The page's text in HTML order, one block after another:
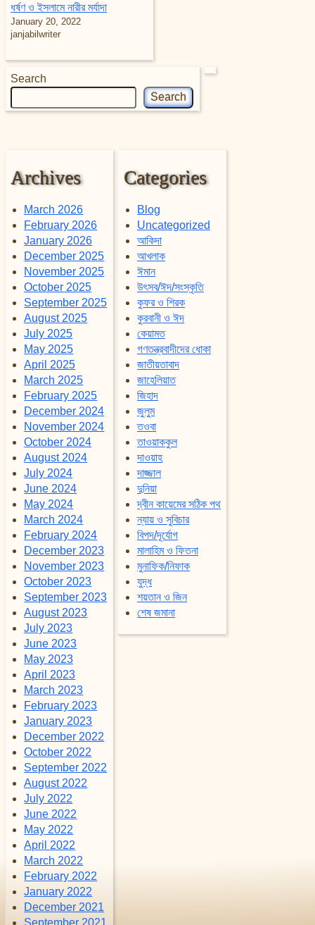
ধর্ষণ ও ইসলামে নারীর মর্যাদা
January 20, 2022
janjabilwriter
Search
Search
Archives
March 2026
February 2026
January 2026
December 2025
November 2025
October 2025
September 2025
August 2025
July 2025
May 2025
April 2025
March 2025
February 2025
December 2024
November 2024
October 2024
August 2024
July 2024
June 2024
May 2024
March 2024
February 2024
December 2023
November 2023
October 2023
September 2023
August 2023
July 2023
June 2023
May 2023
April 2023
March 2023
February 2023
January 2023
December 2022
October 2022
September 2022
August 2022
July 2022
June 2022
May 2022
April 2022
March 2022
February 2022
January 2022
December 2021
September 2021
Categories
Blog
Uncategorized
আকিদা
আখলাক
ঈমান
উৎসব/ঈদ/সংস্কৃতি
কুফর ও শিরক
কুরবানী ও ঈদ
কেয়ামত
গণতন্ত্রবাদীদের ধোকা
জাতীয়তাবাদ
জাহেলিয়াত
জিহাদ
জুলুম
তওবা
তাওয়াককুল
দাওয়াহ
দাজ্জাল
দুনিয়া
দ্বীন কায়েমের সঠিক পথ
ন্যায় ও সুবিচার
বিপদ/দূর্যোগ
মালাহিম ও ফিতনা
মুনাফিক/নিফাক
যুদ্ধ
শয়তান ও জিন
শেষ জমানা